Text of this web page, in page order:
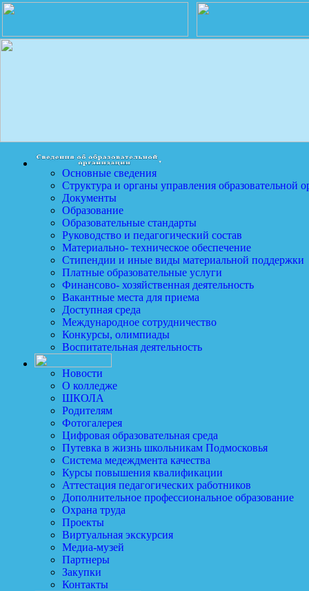
Основные сведения
Структура и органы управления образовательной
Документы
Образование
Образовательные стандарты
Руководство и педагогический состав
Материально- техническое обеспечение
Стипендии и иные виды материальной поддержки
Платные образовательные услуги
Финансово- хозяйственная деятельность
Вакантные места для приема
Доступная среда
Международное сотрудничество
Конкурсы, олимпиады
Воспитательная деятельность
Новости
О колледже
ШКОЛА
Родителям
Фотогалерея
Цифровая образовательная среда
Путевка в жизнь школьникам Подмосковья
Система медеждмента качества
Курсы повышения квалификации
Аттестация педагогических работников
Дополнительное профессиональное образование
Охрана труда
Проекты
Виртуальная экскурсия
Медиа-музей
Партнеры
Закупки
Контакты